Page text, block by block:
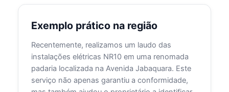
Exemplo prático na região
Recentemente, realizamos um laudo das
instalações elétricas NR10 em uma renomada
padaria localizada na Avenida Jabaquara. Este
serviço não apenas garantiu a conformidade,